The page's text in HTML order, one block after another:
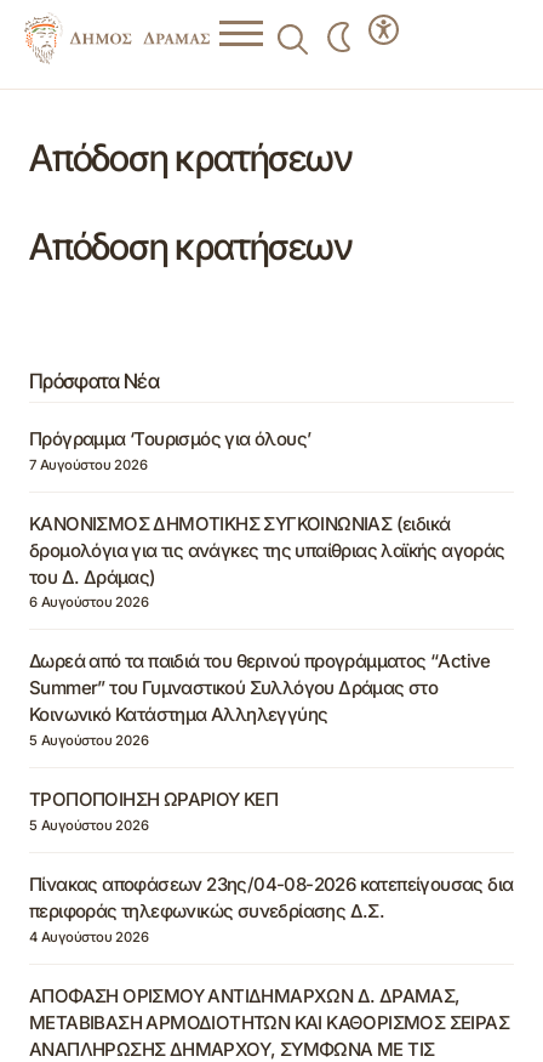
Απόδοση κρατήσεων
Απόδοση κρατήσεων
Πρόσφατα Νέα
Πρόγραμμα ‘Τουρισμός για όλους’
7 Αυγούστου 2026
ΚΑΝΟΝΙΣΜΟΣ ΔΗΜΟΤΙΚΗΣ ΣΥΓΚΟΙΝΩΝΙΑΣ (ειδικά
δρομολόγια για τις ανάγκες της υπαίθριας λαϊκής αγοράς
του Δ. Δράμας)
6 Αυγούστου 2026
Δωρεά από τα παιδιά του θερινού προγράμματος “Active
Summer” του Γυμναστικού Συλλόγου Δράμας στο
Κοινωνικό Κατάστημα Αλληλεγγύης
5 Αυγούστου 2026
ΤΡΟΠΟΠΟΙΗΣΗ ΩΡΑΡΙΟΥ ΚΕΠ
5 Αυγούστου 2026
Πίνακας αποφάσεων 23ης/04-08-2026 κατεπείγουσας δια
περιφοράς τηλεφωνικώς συνεδρίασης Δ.Σ.
4 Αυγούστου 2026
ΑΠΟΦΑΣΗ ΟΡΙΣΜΟΥ ΑΝΤΙΔΗΜΑΡΧΩΝ Δ. ΔΡΑΜΑΣ,
ΜΕΤΑΒΙΒΑΣΗ ΑΡΜΟΔΙΟΤΗΤΩΝ ΚΑΙ ΚΑΘΟΡΙΣΜΟΣ ΣΕΙΡΑΣ
ΑΝΑΠΛΗΡΩΣΗΣ ΔΗΜΑΡΧΟΥ, ΣΥΜΦΩΝΑ ΜΕ ΤΙΣ